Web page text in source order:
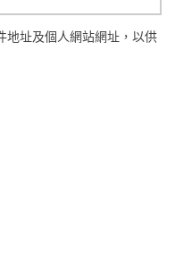
地址及個人網站網址，以供